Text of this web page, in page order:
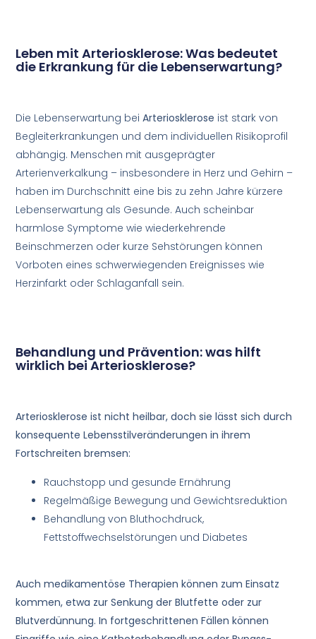
Leben mit Arteriosklerose: Was bedeutet
die Erkrankung für die Lebenserwartung?
Die Lebenserwartung beiArteriosklerose ist stark von
Begleiterkrankungen und dem individuellen Risikoprofil
abhängig. Menschen mit ausgeprägter
Arterienverkalkung – insbesondere in Herz und Gehirn –
haben im Durchschnitt eine bis zu zehn Jahre kürzere
Lebenserwartung als Gesunde. Auch scheinbar
harmlose Symptome wie wiederkehrende
Beinschmerzen oder kurze Sehstörungen können
Vorboten eines schwerwiegenden Ereignisses wie
Herzinfarkt oder Schlaganfall sein.
Behandlung und Prävention: was hilft
wirklich bei Arteriosklerose?
Arteriosklerose ist nicht heilbar, doch sie lässt sich durch
konsequente Lebensstilveränderungen in ihrem
Fortschreiten bremsen:
Rauchstopp und gesunde Ernährung
Regelmäßige Bewegung und Gewichtsreduktion
Behandlung von Bluthochdruck,
Fettstoffwechselstörungen und Diabetes
Auch medikamentöse Therapien können zum Einsatz
kommen, etwa zur Senkung der Blutfette oder zur
Blutverdünnung. In fortgeschrittenen Fällen können